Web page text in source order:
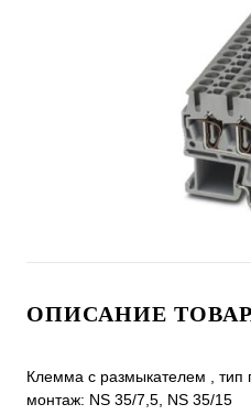
ОПИСАНИЕ
Клемма с размыкателем ,
монтаж: NS 35/7,5, NS 35/15